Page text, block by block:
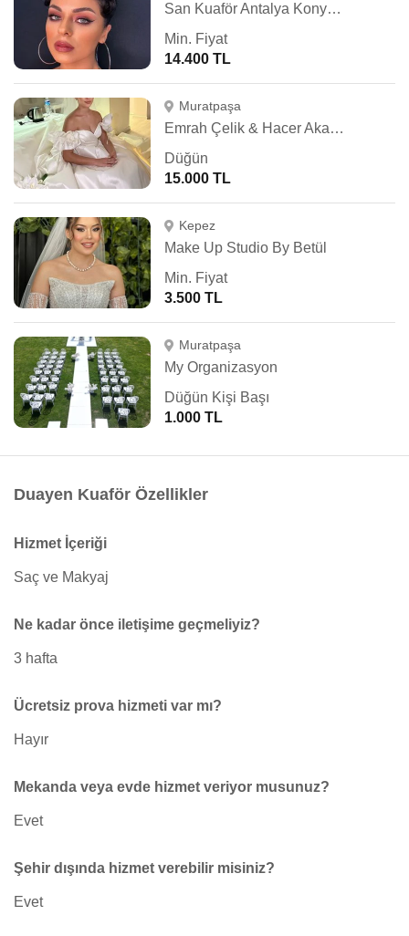
San Kuaför Antalya Konyaaltı
Min. Fiyat
14.400 TL
Muratpaşa
Emrah Çelik & Hacer Akalan Hair & Makeup
Düğün
15.000 TL
Kepez
Make Up Studio By Betül
Min. Fiyat
3.500 TL
Muratpaşa
My Organizasyon
Düğün Kişi Başı
1.000 TL
Duayen Kuaför Özellikler
Hizmet İçeriği
Saç ve Makyaj
Ne kadar önce iletişime geçmeliyiz?
3 hafta
Ücretsiz prova hizmeti var mı?
Hayır
Mekanda veya evde hizmet veriyor musunuz?
Evet
Şehir dışında hizmet verebilir misiniz?
Evet